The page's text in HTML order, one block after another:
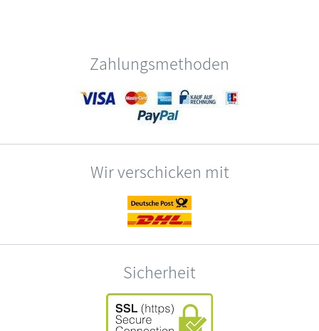
Zahlungsmethoden
Wir verschicken mit
Sicherheit